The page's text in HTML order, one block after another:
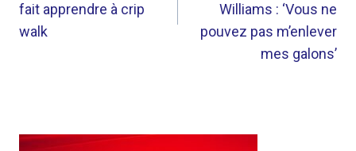
fait apprendre à crip
walk
Williams : ‘Vous ne
pouvez pas m’enlever
mes galons’